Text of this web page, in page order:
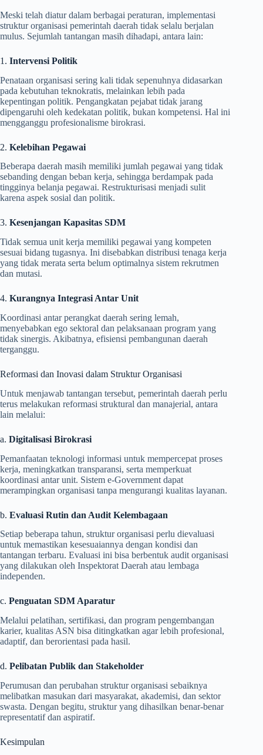
Meski telah diatur dalam berbagai peraturan, implementasi
struktur organisasi pemerintah daerah tidak selalu berjalan
mulus. Sejumlah tantangan masih dihadapi, antara lain:
1. Intervensi Politik
Penataan organisasi sering kali tidak sepenuhnya didasarkan
pada kebutuhan teknokratis, melainkan lebih pada
kepentingan politik. Pengangkatan pejabat tidak jarang
dipengaruhi oleh kedekatan politik, bukan kompetensi. Hal ini
mengganggu profesionalisme birokrasi.
2. Kelebihan Pegawai
Beberapa daerah masih memiliki jumlah pegawai yang tidak
sebanding dengan beban kerja, sehingga berdampak pada
tingginya belanja pegawai. Restrukturisasi menjadi sulit
karena aspek sosial dan politik.
3. Kesenjangan Kapasitas SDM
Tidak semua unit kerja memiliki pegawai yang kompeten
sesuai bidang tugasnya. Ini disebabkan distribusi tenaga kerja
yang tidak merata serta belum optimalnya sistem rekrutmen
dan mutasi.
4. Kurangnya Integrasi Antar Unit
Koordinasi antar perangkat daerah sering lemah,
menyebabkan ego sektoral dan pelaksanaan program yang
tidak sinergis. Akibatnya, efisiensi pembangunan daerah
terganggu.
Reformasi dan Inovasi dalam Struktur Organisasi
Untuk menjawab tantangan tersebut, pemerintah daerah perlu
terus melakukan reformasi struktural dan manajerial, antara
lain melalui:
a. Digitalisasi Birokrasi
Pemanfaatan teknologi informasi untuk mempercepat proses
kerja, meningkatkan transparansi, serta memperkuat
koordinasi antar unit. Sistem e-Government dapat
merampingkan organisasi tanpa mengurangi kualitas layanan.
b. Evaluasi Rutin dan Audit Kelembagaan
Setiap beberapa tahun, struktur organisasi perlu dievaluasi
untuk memastikan kesesuaiannya dengan kondisi dan
tantangan terbaru. Evaluasi ini bisa berbentuk audit organisasi
yang dilakukan oleh Inspektorat Daerah atau lembaga
independen.
c. Penguatan SDM Aparatur
Melalui pelatihan, sertifikasi, dan program pengembangan
karier, kualitas ASN bisa ditingkatkan agar lebih profesional,
adaptif, dan berorientasi pada hasil.
d. Pelibatan Publik dan Stakeholder
Perumusan dan perubahan struktur organisasi sebaiknya
melibatkan masukan dari masyarakat, akademisi, dan sektor
swasta. Dengan begitu, struktur yang dihasilkan benar-benar
representatif dan aspiratif.
Kesimpulan